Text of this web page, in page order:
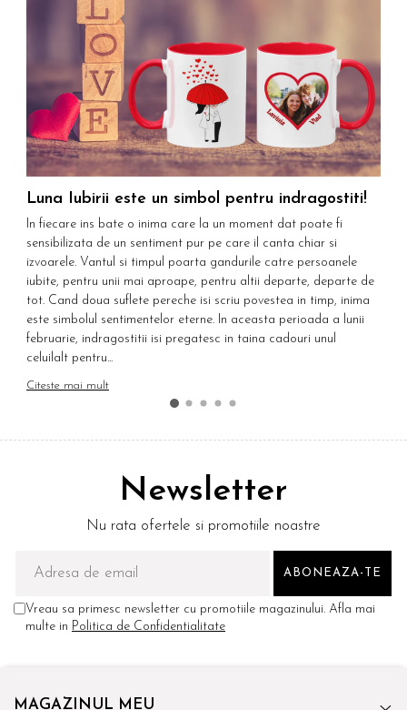
Luna Iubirii este un simbol pentru indragostiti!
In fiecare ins bate o inima care la un moment dat poate fi
sensibilizata de un sentiment pur pe care il canta chiar si
izvoarele. Vantul si timpul poarta gandurile catre persoanele
iubite, pentru unii mai aproape, pentru altii departe, departe de
tot. Cand doua suflete pereche isi scriu povestea in timp, inima
este simbolul sentimentelor eterne. In aceasta perioada a lunii
februarie, indragostitii isi pregatesc in taina cadouri unul
celuilalt pentru...
Citeste mai mult
Newsletter
Nu rata ofertele si promotiile noastre
Vreau sa primesc newsletter cu promotiile magazinului. Afla mai
multe in Politica de Confidentialitate
MAGAZINUL MEU